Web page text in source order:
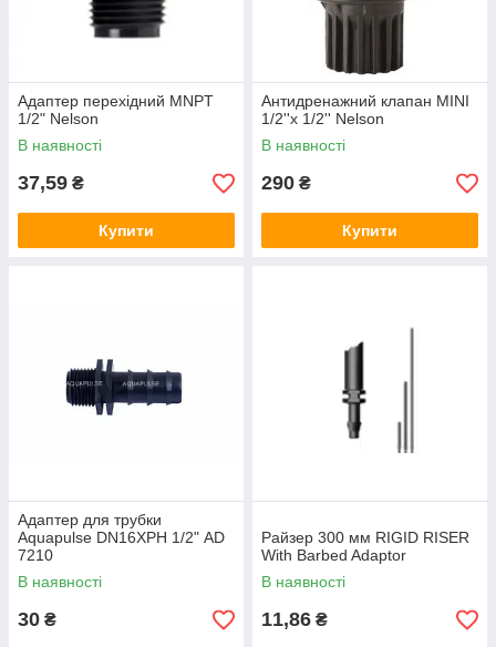
Адаптер перехідний MNPT
1/2" Nelson
В наявності
37,59 ₴
Купити
Антидренажний клапан MINI
1/2''x 1/2'' Nelson
В наявності
290 ₴
Купити
Адаптер для трубки
Aquapulse DN16ХРН 1/2" AD
7210
В наявності
30 ₴
Райзер 300 мм RIGID RISER
With Barbed Adaptor
В наявності
11,86 ₴